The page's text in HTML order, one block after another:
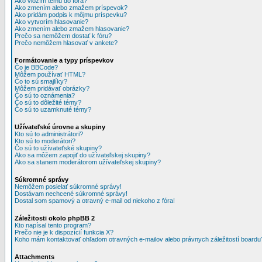
Ako zmením alebo zmažem príspevok?
Ako pridám podpis k môjmu príspevku?
Ako vytvorím hlasovanie?
Ako zmením alebo zmažem hlasovanie?
Prečo sa nemôžem dostať k fóru?
Prečo nemôžem hlasovať v ankete?
Formátovanie a typy príspevkov
Čo je BBCode?
Môžem používať HTML?
Čo to sú smajlíky?
Môžem pridávať obrázky?
Čo sú to oznámenia?
Čo sú to dôležité témy?
Čo sú to uzamknuté témy?
Užívateľské úrovne a skupiny
Kto sú to administrátori?
Kto sú to moderátori?
Čo sú to užívateťské skupiny?
Ako sa môžem zapojiť do užívateľskej skupiny?
Ako sa stanem moderátorom užívateľskej skupiny?
Súkromné správy
Nemôžem posielať súkromné správy!
Dostávam nechcené súkromné správy!
Dostal som spamový a otravný e-mail od niekoho z fóra!
Záležitosti okolo phpBB 2
Kto napísal tento program?
Prečo nie je k dispozícií funkcia X?
Koho mám kontaktovať ohľadom otravných e-mailov alebo právnych záležitostí
Attachments